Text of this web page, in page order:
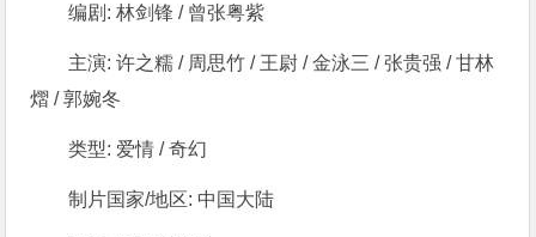
编剧: 林剑锋 / 曾张粤紫
主演: 许之糯 / 周思竹 / 王尉 / 金泳三 / 张贵强 / 甘林
熠 / 郭婉冬
类型: 爱情 / 奇幻
制片国家/地区: 中国大陆